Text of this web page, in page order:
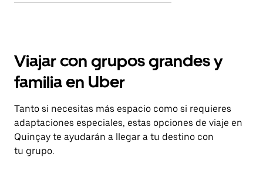
Viajar con grupos grandes y
familia en Uber
Tanto si necesitas más espacio como si requieres
adaptaciones especiales, estas opciones de viaje en
Quinçay te ayudarán a llegar a tu destino con
tu grupo.